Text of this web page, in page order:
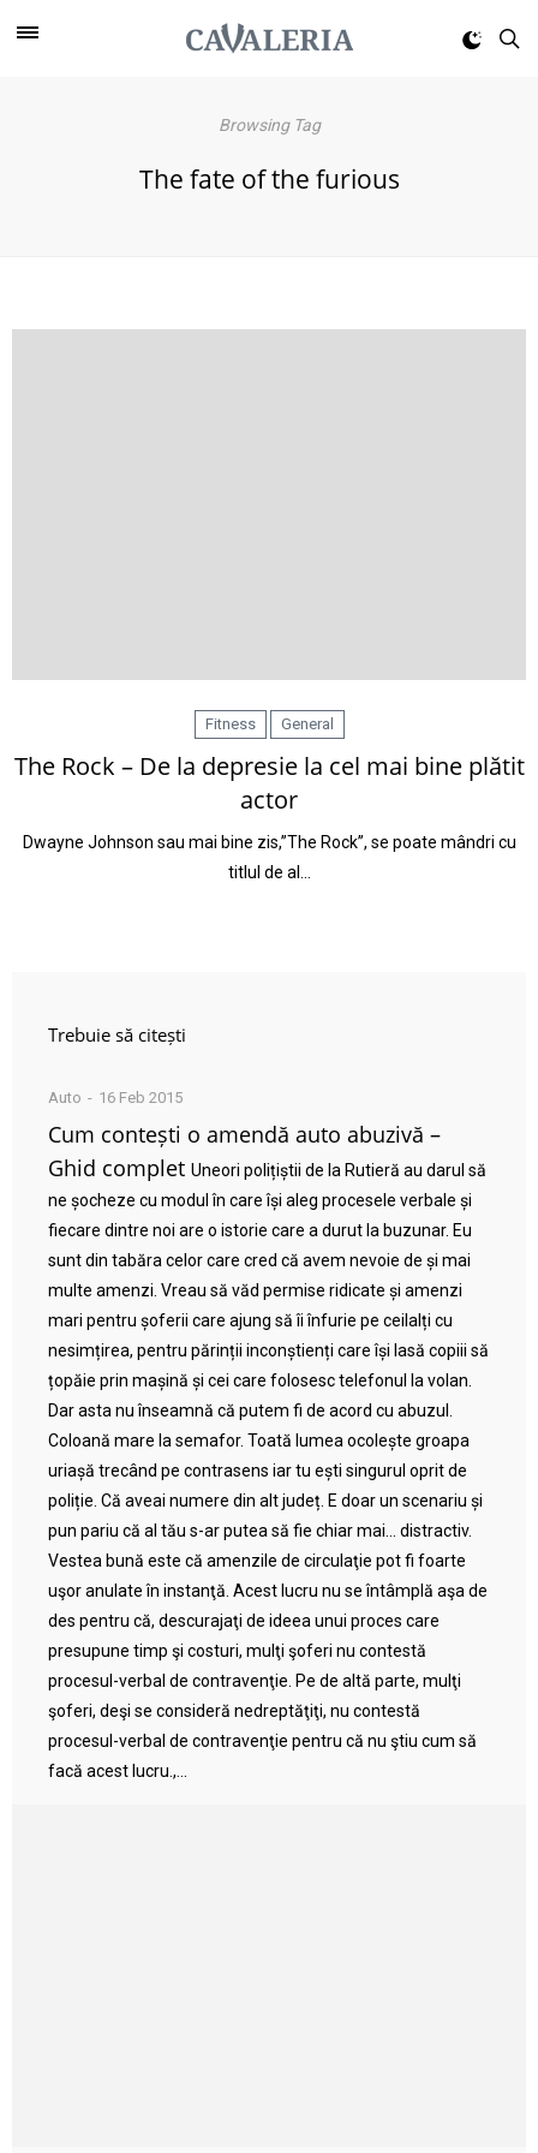
Browsing Tag
The fate of the furious
Fitness General
The Rock – De la depresie la cel mai bine plătit
actor
Dwayne Johnson sau mai bine zis,”The Rock”, se poate mândri cu
titlul de al…
Trebuie să citești
Auto 16 Feb 2015
Cum contești o amendă auto abuzivă –
Ghid complet Uneori polițiștii de la Rutieră au darul să
ne șocheze cu modul în care își aleg procesele verbale și
fiecare dintre noi are o istorie care a durut la buzunar. Eu
sunt din tabăra celor care cred că avem nevoie de și mai
multe amenzi. Vreau să văd permise ridicate și amenzi
mari pentru șoferii care ajung să îi înfurie pe ceilalți cu
nesimțirea, pentru părinții inconștienți care își lasă copiii să
țopăie prin mașină și cei care folosesc telefonul la volan.
Dar asta nu înseamnă că putem fi de acord cu abuzul.
Coloană mare la semafor. Toată lumea ocolește groapa
uriașă trecând pe contrasens iar tu ești singurul oprit de
poliție. Că aveai numere din alt județ. E doar un scenariu și
pun pariu că al tău s-ar putea să fie chiar mai… distractiv.
Vestea bună este că amenzile de circulaţie pot fi foarte
uşor anulate în instanţă. Acest lucru nu se întâmplă aşa de
des pentru că, descurajaţi de ideea unui proces care
presupune timp şi costuri, mulţi şoferi nu contestă
procesul-verbal de contravenţie. Pe de altă parte, mulţi
şoferi, deşi se consideră nedreptăţiţi, nu contestă
procesul-verbal de contravenţie pentru că nu ştiu cum să
facă acest lucru.,...